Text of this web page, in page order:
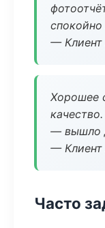
— Клиент
Хорошее
— вышло
— Клиент
Часто